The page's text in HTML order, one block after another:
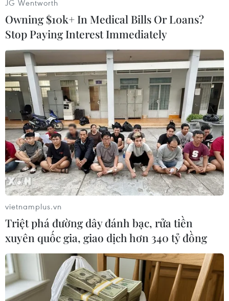
#Thiết bị an ninh #Thiết bị nổ
#Iraq
#Lim Yong Nam
#Tội phạm
#Khủng bố
#Thiết bị chế tạo bom
Mỹ Singapore
Theo dõi VietnamPlus
TIN LIÊN QUAN
JG Wentworth
Owning $10k+ In Medical Bills Or Loans?
Stop Paying Interest Immediately
vietnamplus.vn
Triệt phá đường dây đánh bạc, rửa tiền
xuyên quốc gia, giao dịch hơn 340 tỷ đồng